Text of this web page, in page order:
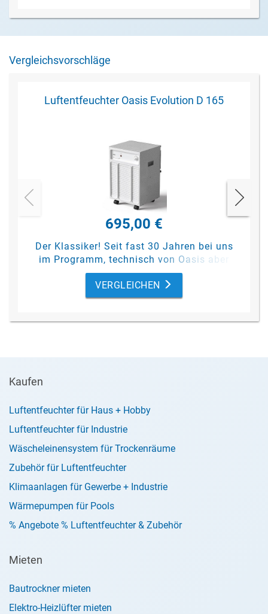
Vergleichsvorschläge
Luftentfeuchter Oasis Evolution D 165
695,00 €
Der Klassiker! Seit fast 30 Jahren bei uns
im Programm, technisch von Oasis aber
immer auf dem neuesten Stand gehalten.
Zur Beseitigung von zu hoher
Luftfeuchtigkeitin Werkstätten, Archiven,
VERGLEICHEN
Kaufen
Luftentfeuchter für Haus + Hobby
Luftentfeuchter für Industrie
Wäscheleinensystem für Trockenräume
Zubehör für Luftentfeuchter
Klimaanlagen für Gewerbe + Industrie
Wärmepumpen für Pools
% Angebote % Luftentfeuchter & Zubehör
Mieten
Bautrockner mieten
Elektro-Heizlüfter mieten